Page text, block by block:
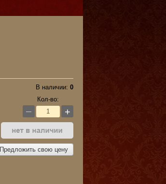
В наличии: 0
Кол-во:
— +
Предложить свою цену